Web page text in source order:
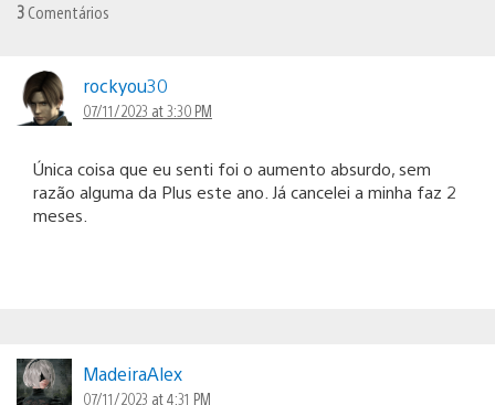
3 Comentários
rockyou30
07/11/2023 at 3:30 PM
Única coisa que eu senti foi o aumento absurdo, sem
razão alguma da Plus este ano. Já cancelei a minha faz 2
meses.
MadeiraAlex
07/11/2023 at 4:31 PM